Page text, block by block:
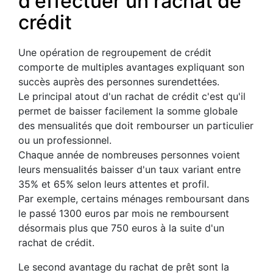
crédit
Une opération de regroupement de crédit
comporte de multiples avantages expliquant son
succès auprès des personnes surendettées.
Le principal atout d'un rachat de crédit c'est qu'il
permet de baisser facilement la somme globale
des mensualités que doit rembourser un particulier
ou un professionnel.
Chaque année de nombreuses personnes voient
leurs mensualités baisser d'un taux variant entre
35% et 65% selon leurs attentes et profil.
Par exemple, certains ménages remboursant dans
le passé 1300 euros par mois ne remboursent
désormais plus que 750 euros à la suite d'un
rachat de crédit.
Le second avantage du rachat de prêt sont la